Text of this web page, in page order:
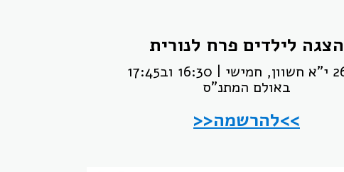
הצגה לילדים פרח לנורית
וב17:45
באולם המתנ"ס
>>להרשמה<<